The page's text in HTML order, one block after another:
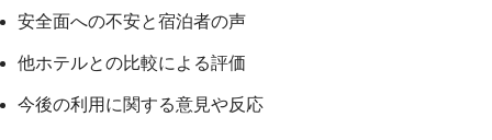
安全面への不安と宿泊者の声
他ホテルとの比較による評価
今後の利用に関する意見や反応